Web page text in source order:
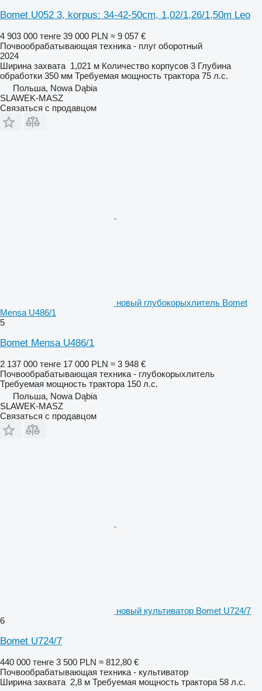
Bomet U052 3, korpus: 34-42-50cm, 1,02/1,26/1,50m Leo
4 903 000 тенге 39 000 PLN ≈ 9 057 €
Почвообрабатывающая техника - плуг оборотный
2024
Ширина захвата 1,021 м Количество корпусов 3 Глубина
обработки 350 мм Требуемая мощность трактора 75 л.с.
Польша, Nowa Dąbia
SLAWEK-MASZ
Связаться с продавцом
новый глубокорыхлитель Bomet
Mensa U486/1
5
Bomet Mensa U486/1
2 137 000 тенге 17 000 PLN ≈ 3 948 €
Почвообрабатывающая техника - глубокорыхлитель
Требуемая мощность трактора 150 л.с.
Польша, Nowa Dąbia
SLAWEK-MASZ
Связаться с продавцом
новый культиватор Bomet U724/7
6
Bomet U724/7
440 000 тенге 3 500 PLN ≈ 812,80 €
Почвообрабатывающая техника - культиватор
Ширина захвата 2,8 м Требуемая мощность трактора 58 л.с.